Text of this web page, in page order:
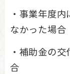
・事業年度
なかった場合
・補助金の
合